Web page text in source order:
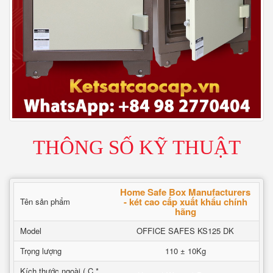
THÔNG SỐ KỸ THUẬT
Tên sản phẩm
Home Safe Box Manufacturers
- két cao cấp xuất khẩu chính
hãng
Model
OFFICE SAFES KS125 DK
Trọng lượng
110 ± 10Kg